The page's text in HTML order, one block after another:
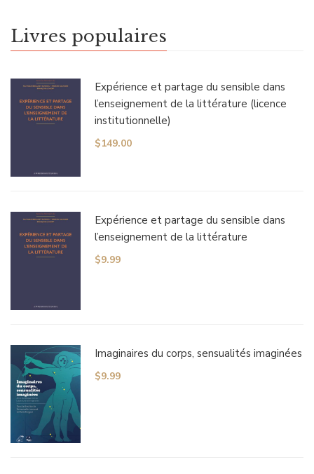
Livres populaires
Expérience et partage du sensible dans
l’enseignement de la littérature (licence
institutionnelle)
$149.00
Expérience et partage du sensible dans
l’enseignement de la littérature
$9.99
Imaginaires du corps, sensualités imaginées
$9.99